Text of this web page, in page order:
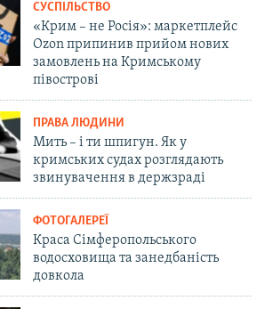
СУСПІЛЬСТВО
«Крим – не Росія»: маркетплейс
Ozon припинив прийом нових
замовлень на Кримському
півострові
ПРАВА ЛЮДИНИ
Мить – і ти шпигун. Як у
кримських судах розглядають
звинувачення в держзраді
ФОТОГАЛЕРЕЇ
Краса Сімферопольського
водосховища та занедбаність
довкола